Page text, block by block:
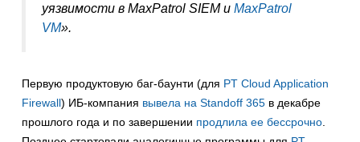
уязвимости в MaxPatrol SIEM и MaxPatrol
VM».
Первую продуктовую баг-баунти (для PT Cloud Application
Firewall) ИБ-компания вывела на Standoff 365 в декабре
прошлого года и по завершении продлила ее бессрочно